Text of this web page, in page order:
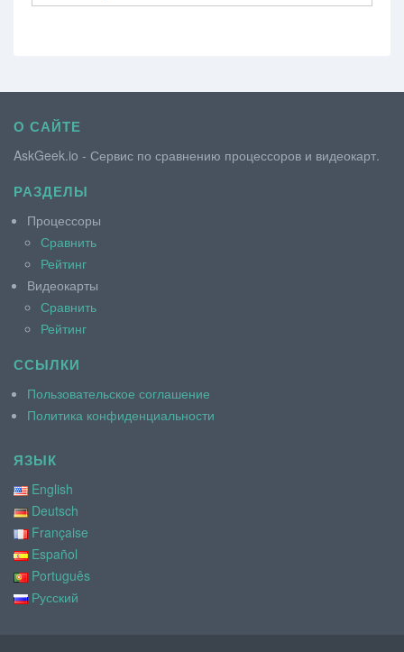
О САЙТЕ
AskGeek.io - Сервис по сравнению процессоров и видеокарт.
РАЗДЕЛЫ
Процессоры
Сравнить
Рейтинг
Видеокарты
Сравнить
Рейтинг
ССЫЛКИ
Пользовательское соглашение
Политика конфиденциальности
ЯЗЫК
English
Deutsch
Française
Español
Português
Русский